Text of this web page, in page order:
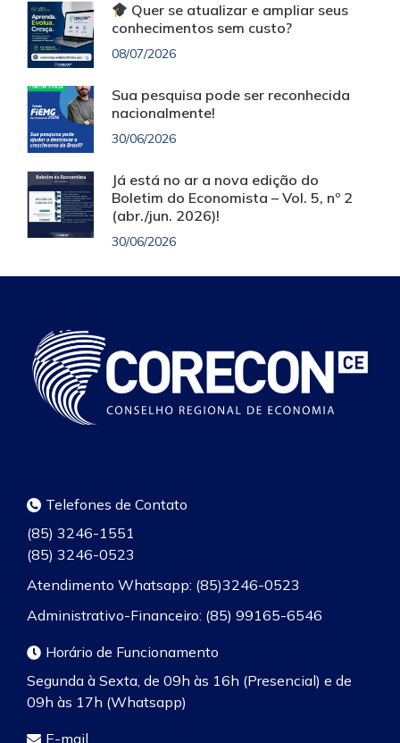
Quer se atualizar e ampliar seus
conhecimentos sem custo?
08/07/2026
Sua pesquisa pode ser reconhecida
nacionalmente!
30/06/2026
Já está no ar a nova edição do
Boletim do Economista – Vol. 5, nº 2
(abr./jun. 2026)!
30/06/2026
Telefones de Contato
(85) 3246-1551
(85) 3246-0523
Atendimento Whatsapp: (85)3246-0523
Administrativo-Financeiro: (85) 99165-6546
Horário de Funcionamento
Segunda à Sexta, de 09h às 16h (Presencial) e de
09h às 17h (Whatsapp)
E-mail